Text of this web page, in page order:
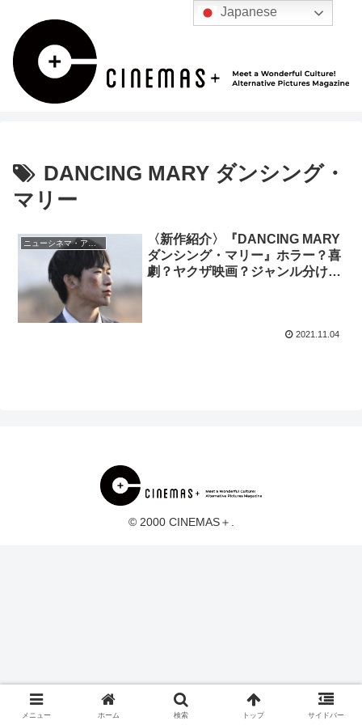
DANCING MARY ダンシング・
マリー
ニューシネマ・アナリティクス
〈新作紹介〉『DANCING MARY
ダンシング・マリー』ホラー？喜
劇？ヤクザ映画？ジャンル分けも
2021.11.04
© 2000 CINEMAS＋.
メニュー ホーム 検索 トップ サイドバー
Japanese